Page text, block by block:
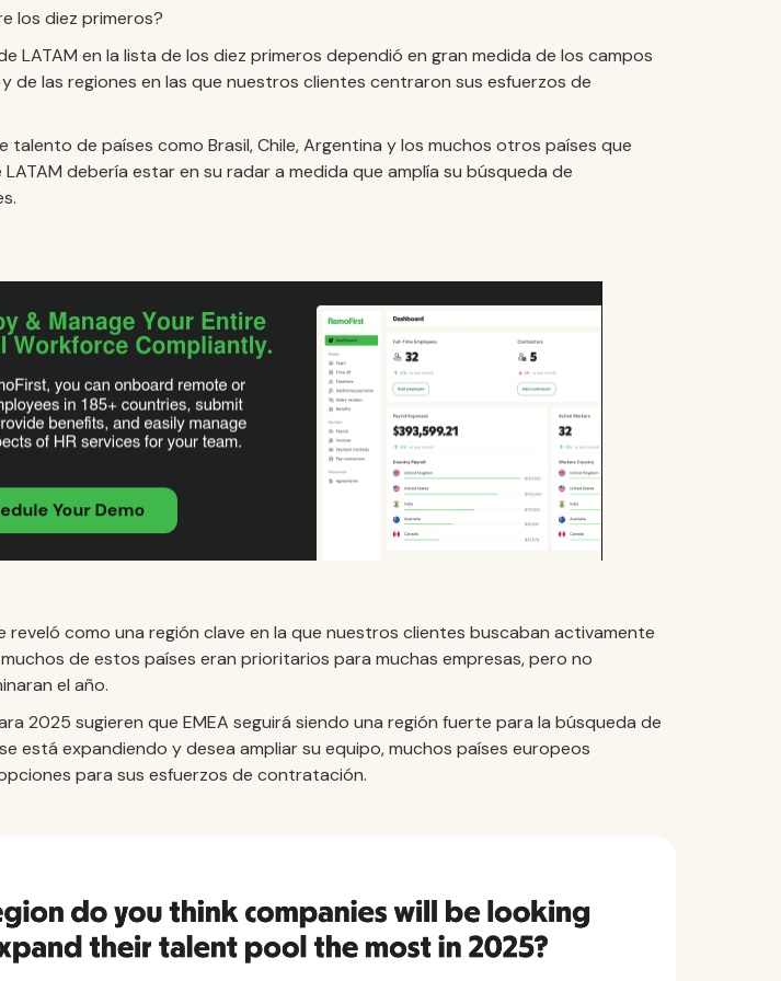
los diez primeros?
LATAM en la lista de los diez primeros dependió en gran medida de los campos
de las regiones en las que nuestros clientes centraron sus esfuerzos de
talento de países como Brasil, Chile, Argentina y los muchos otros países que
debería estar en su radar a medida que amplía su búsqueda de
reveló como una región clave en la que nuestros clientes buscaban activamente
de estos países eran prioritarios para muchas empresas, pero no
el año.
2025 sugieren que EMEA seguirá siendo una región fuerte para la búsqueda de
está expandiendo y desea ampliar su equipo, muchos países europeos
para sus esfuerzos de contratación.